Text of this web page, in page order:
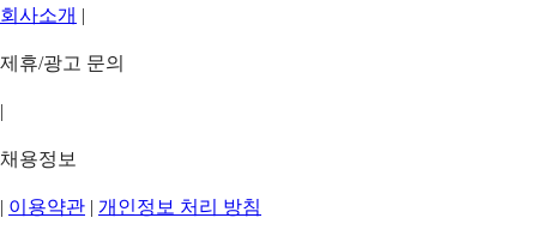
회사소개 |
제휴/광고 문의
|
채용정보
| 이용약관 | 개인정보 처리 방침